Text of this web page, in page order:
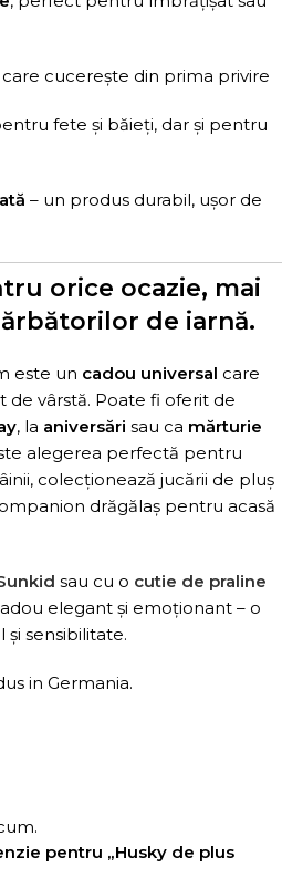
care cucerește din prima privire
fete și băieți, dar și pentru
– un produs durabil, ușor de
orice ocazie, mai
de iarnă.
este un cadou universal care
vârstă. Poate fi oferit de
, la aniversări sau ca mărturie
alegerea perfectă pentru
colecționează jucării de pluș
drăgălaș pentru acasă
sau cu o cutie de praline
elegant și emoționant – o
sensibilitate.
in Germania.
pentru „Husky de plus